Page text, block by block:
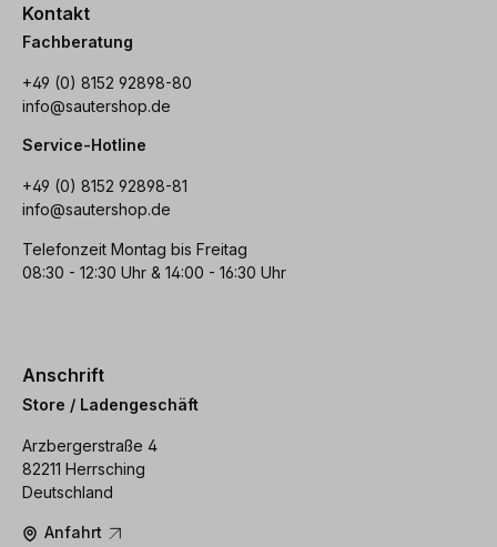
Kontakt
Fachberatung
+49 (0) 8152 92898-80
info@sautershop.de
Service-Hotline
+49 (0) 8152 92898-81
info@sautershop.de
Telefonzeit Montag bis Freitag
08:30 - 12:30 Uhr & 14:00 - 16:30 Uhr
Anschrift
Store / Ladengeschäft
Arzbergerstraße 4
82211 Herrsching
Deutschland
Anfahrt